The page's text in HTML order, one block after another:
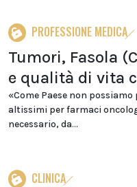
PROFESSIONE MEDICA
Tumori, Fasola
e qualità di vita
«Come Paese non
altissimi per farmaci
necessario, da...
CLINICA